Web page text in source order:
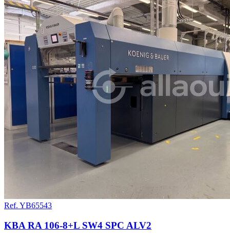
Ref. YB65543
KBA RA 106-8+L SW4 SPC ALV2